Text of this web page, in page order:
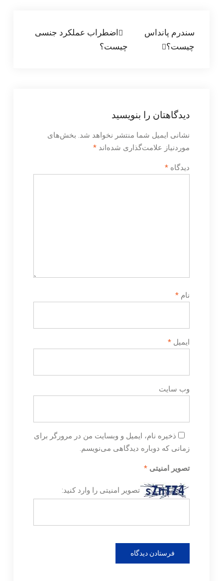
راهبری
نوشته
اضطراب عملکرد جنسی
چیست؟
سندرم پانداس
چیست؟
دیدگاهتان را بنویسید
نشانی ایمیل شما منتشر نخواهد شد. بخش‌های
موردنیاز علامت‌گذاری شده‌اند *
دیدگاه *
نام *
ایمیل *
وب‌ سایت
ذخیره نام، ایمیل و وبسایت من در مرورگر برای
زمانی که دوباره دیدگاهی می‌نویسم.
تصویر امنیتی *
تصویر امنیتی را وارد کنید: